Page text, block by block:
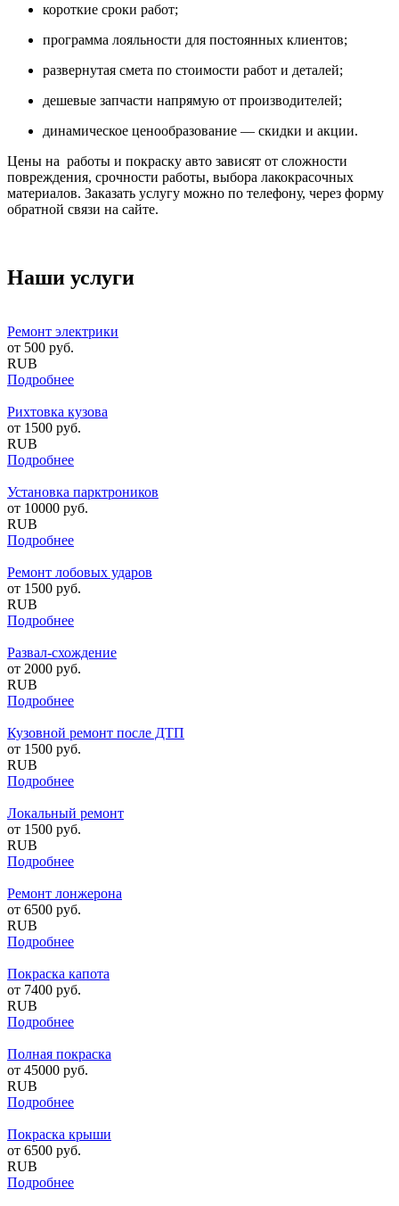
короткие сроки работ;
программа лояльности для постоянных клиентов;
развернутая смета по стоимости работ и деталей;
дешевые запчасти напрямую от производителей;
динамическое ценообразование — скидки и акции.
Цены на работы и покраску авто зависят от сложности
повреждения, срочности работы, выбора лакокрасочных
материалов. Заказать услугу можно по телефону, через форму
обратной связи на сайте.
Наши услуги
Ремонт электрики
от 500 руб.
RUB
Подробнее
Рихтовка кузова
от 1500 руб.
RUB
Подробнее
Установка парктроников
от 10000 руб.
RUB
Подробнее
Ремонт лобовых ударов
от 1500 руб.
RUB
Подробнее
Развал-схождение
от 2000 руб.
RUB
Подробнее
Кузовной ремонт после ДТП
от 1500 руб.
RUB
Подробнее
Локальный ремонт
от 1500 руб.
RUB
Подробнее
Ремонт лонжерона
от 6500 руб.
RUB
Подробнее
Покраска капота
от 7400 руб.
RUB
Подробнее
Полная покраска
от 45000 руб.
RUB
Подробнее
Покраска крыши
от 6500 руб.
RUB
Подробнее